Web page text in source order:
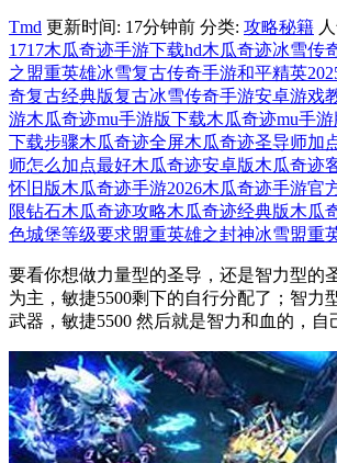
Tmd 更新时间: 17分钟前 分类: 攻略秘籍
1717木瓜奇迹手游下载hd木瓜奇迹冰雪传
之盟重英雄冰雪复古传奇手游和平精英
奇复古经典版复古冰雪传奇手游安卓游戏
游木瓜奇迹mu手游版下载木瓜奇迹mu手
下载步骤木瓜奇迹全屏木瓜奇迹圣导师加
师怎么加点最好木瓜奇迹安卓版木瓜奇迹
怀旧版木瓜奇迹手游2026木瓜奇迹手游官
限钻石木瓜奇迹攻略木瓜奇迹经典版木瓜
色城堡等级要求盟重英雄之封神冰雪盟重
要看你想做力量型的圣导，还是智力型的
为主，敏捷5500剩下的自行分配了；智力
武器，敏捷5500 然后就是智力和血的，自